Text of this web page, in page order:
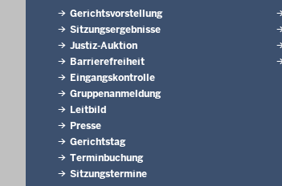
Gerichtsvorstellung
Sitzungsergebnisse
Justiz-Auktion
Barrierefreiheit
Eingangskontrolle
Gruppenanmeldung
Leitbild
Presse
Gerichtstag
Terminbuchung
Sitzungstermine